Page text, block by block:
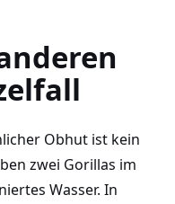
Obhut ist kein
zwei Gorillas im
Wasser. In